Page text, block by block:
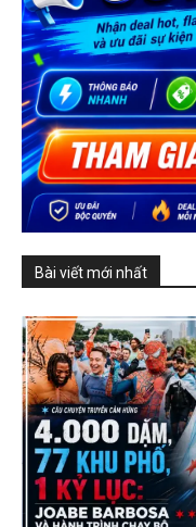
Bài viết mới nhất